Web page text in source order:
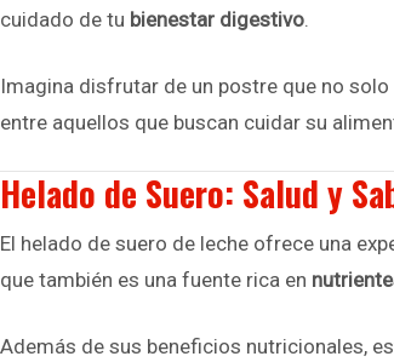
cuidado de tu bienestar digestivo.
Imagina disfrutar de un postre que no
entre aquellos que buscan cuidar su
Helado de Suero: Salud y
El helado de suero de leche ofrece una
que también es una fuente rica en
Además de sus beneficios nutricionales,